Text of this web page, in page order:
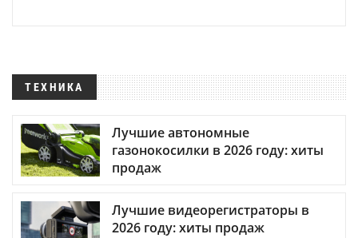
ТЕХНИКА
Лучшие автономные
газонокосилки в 2026 году: хиты
продаж
Лучшие видеорегистраторы в
2026 году: хиты продаж